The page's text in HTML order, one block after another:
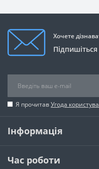
Хочете
Я прочитавУгода
Інформація
Час роботи